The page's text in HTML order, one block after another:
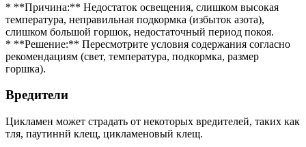
* **Причина:** Недостаток освещения, слишком высокая
температура, неправильная подкормка (избыток азота),
слишком большой горшок, недостаточный период покоя.
* **Решение:** Пересмотрите условия содержания согласно
рекомендациям (свет, температура, подкормка, размер
горшка).
Вредители
Цикламен может страдать от некоторых вредителей, таких как
тля, паутиннй клещ, цикламеновый клещ.